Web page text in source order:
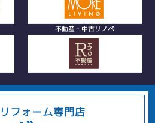
不動産・中古リノベ
フォーム専門店